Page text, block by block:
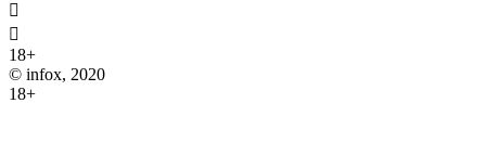


18+
© infox, 2020
18+